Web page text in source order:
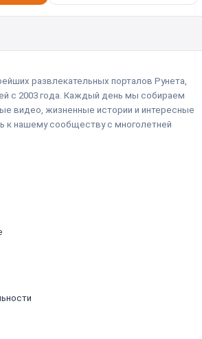
развлекательных порталов Рунета,
с 2003 года. Каждый день мы собираем
видео, жизненные истории и интересные
к нашему сообществу с многолетней